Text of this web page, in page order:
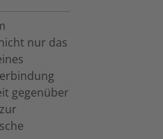
nur das
gegenüber